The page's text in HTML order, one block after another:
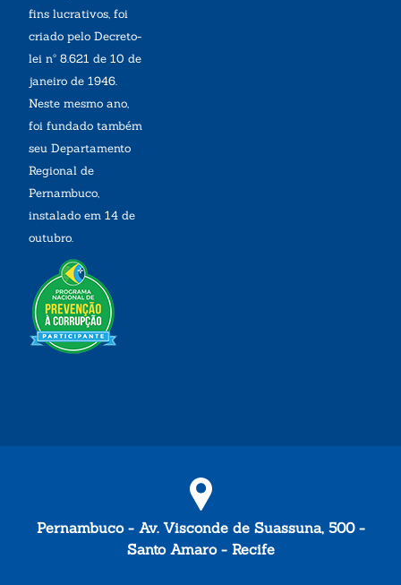
fins lucrativos, foi
criado pelo Decreto-
lei nº 8.621 de 10 de
janeiro de 1946.
Neste mesmo ano,
foi fundado também
seu Departamento
Regional de
Pernambuco,
instalado em 14 de
outubro.
Pernambuco - Av. Visconde de Suassuna, 500 -
Santo Amaro - Recife